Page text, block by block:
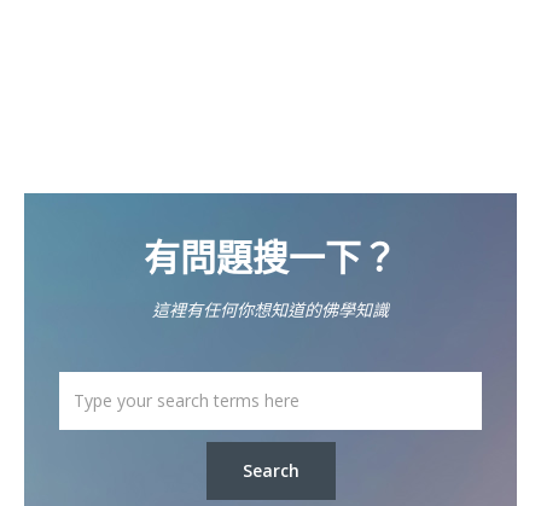
有問題搜一下？
這裡有任何你想知道的佛學知識